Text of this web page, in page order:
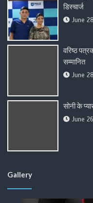
डिस्चार्ज
June
वरिष्ठ
सम्मानित
June
सोनी के
June
Gallery